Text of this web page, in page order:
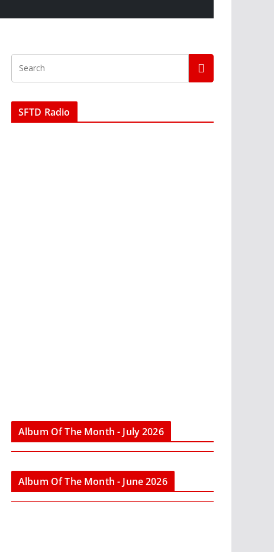
SFTD Radio
Album Of The Month - July 2026
Album Of The Month - June 2026